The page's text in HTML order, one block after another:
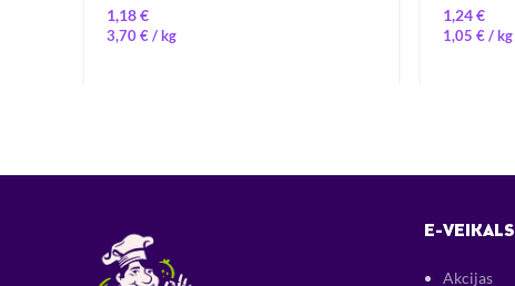
€
3,70€/
€
1,05 € /
E-VEIKALS
Akcijas